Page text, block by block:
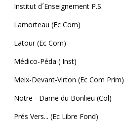
Institut d´Enseignement P.S.
Lamorteau (Ec Com)
Latour (Ec Com)
Médico-Péda ( Inst)
Meix-Devant-Virton (Ec Com Prim)
Notre - Dame du Bonlieu (Col)
Prés Vers... (Ec Libre Fond)